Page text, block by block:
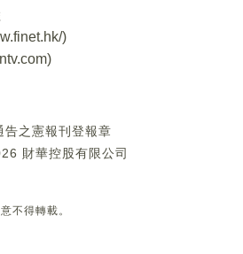
)
)
告之憲報刊登報章
財華控股有限公司
不得轉載。